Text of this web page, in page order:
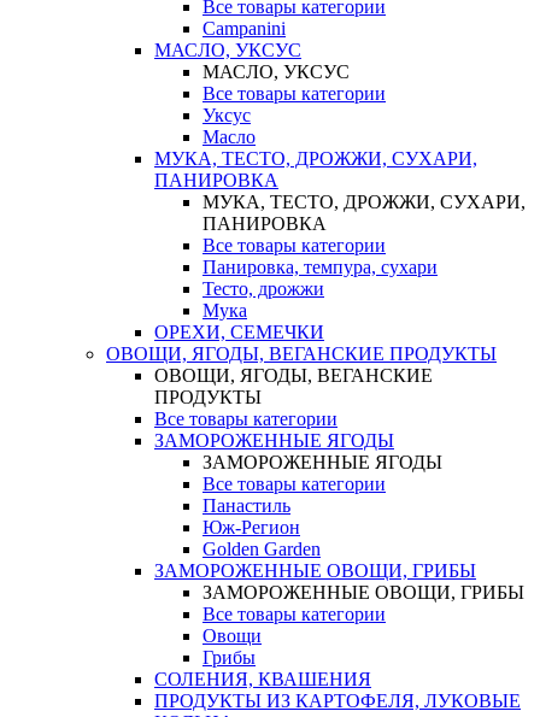
Все товары категории
Campanini
МАСЛО, УКСУС
МАСЛО, УКСУС
Все товары категории
Уксус
Масло
МУКА, ТЕСТО, ДРОЖЖИ, СУХАРИ,
ПАНИРОВКА
МУКА, ТЕСТО, ДРОЖЖИ, СУХАРИ,
ПАНИРОВКА
Все товары категории
Панировка, темпура, сухари
Тесто, дрожжи
Мука
ОРЕХИ, СЕМЕЧКИ
ОВОЩИ, ЯГОДЫ, ВЕГАНСКИЕ ПРОДУКТЫ
ОВОЩИ, ЯГОДЫ, ВЕГАНСКИЕ
ПРОДУКТЫ
Все товары категории
ЗАМОРОЖЕННЫЕ ЯГОДЫ
ЗАМОРОЖЕННЫЕ ЯГОДЫ
Все товары категории
Панастиль
Юж-Регион
Golden Garden
ЗАМОРОЖЕННЫЕ ОВОЩИ, ГРИБЫ
ЗАМОРОЖЕННЫЕ ОВОЩИ, ГРИБЫ
Все товары категории
Овощи
Грибы
СОЛЕНИЯ, КВАШЕНИЯ
ПРОДУКТЫ ИЗ КАРТОФЕЛЯ, ЛУКОВЫЕ